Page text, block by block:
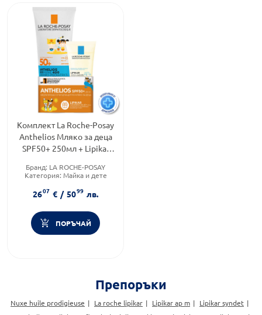
Комплект La Roche-Posay
Anthelios Мляко за деца
SPF50+ 250мл + Lipikar
Бранд: LA ROCHE-POSAY
Категория: Майка и дете
комплект
2607 € / 5099 лв.
ПОРЪЧАЙ
Препоръки
Nuxe huile prodigieuse La roche lipikar Lipikar ap m
Lipikar syndet